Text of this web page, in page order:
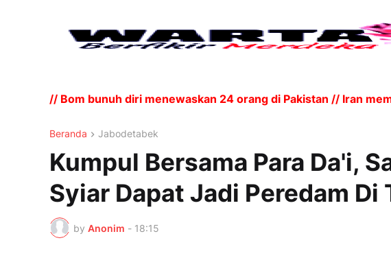
Bom bunuh diri menewaskan 24 orang di Pakistan // Iran
Beranda Jabodetabek
Kumpul Bersama Para Da'i,
Syiar Dapat Jadi Peredam
by Anonim - 18:15